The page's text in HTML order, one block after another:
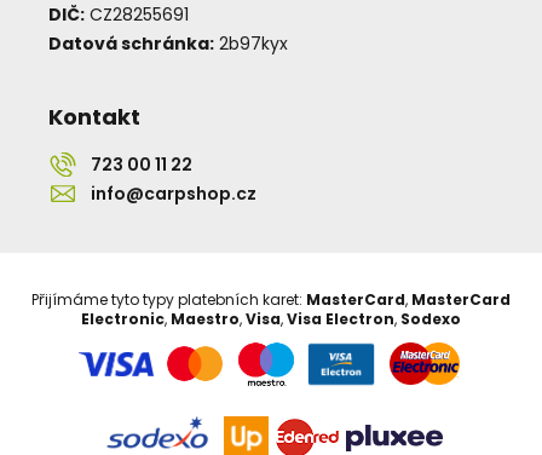
DIČ: CZ28255691
Datová schránka: 2b97kyx
Kontakt
723 00 11 22
info@carpshop.cz
Přijímáme tyto typy platebních karet: MasterCard, MasterCard
Electronic, Maestro,Visa,Visa Electron, Sodexo